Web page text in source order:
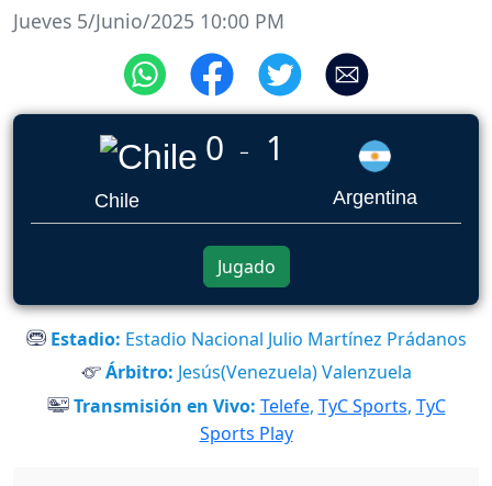
Jueves 5/Junio/2025 10:00 PM
Chile
0 _ 1
Argentina
Jugado
Estadio: Estadio Nacional Julio Martínez Prádanos
Árbitro: Jesús(Venezuela) Valenzuela
Transmisión en Vivo: Telefe, TyC Sports, TyC
Sports Play